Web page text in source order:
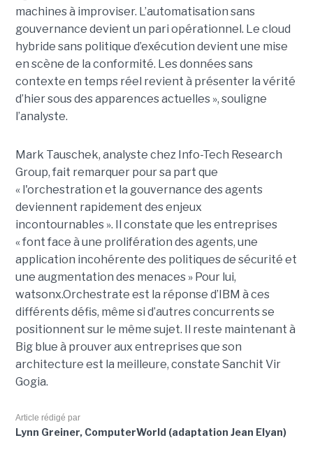
machines à improviser. L’automatisation sans
gouvernance devient un pari opérationnel. Le cloud
hybride sans politique d’exécution devient une mise
en scène de la conformité. Les données sans
contexte en temps réel revient à présenter la vérité
d’hier sous des apparences actuelles », souligne
l’analyste.
Mark Tauschek, analyste chez Info-Tech Research
Group, fait remarquer pour sa part que
« l'orchestration et la gouvernance des agents
deviennent rapidement des enjeux
incontournables ». Il constate que les entreprises
« font face à une prolifération des agents, une
application incohérente des politiques de sécurité et
une augmentation des menaces » Pour lui,
watsonx.Orchestrate est la réponse d’IBM à ces
différents défis, même si d’autres concurrents se
positionnent sur le même sujet. Il reste maintenant à
Big blue à prouver aux entreprises que son
architecture est la meilleure, constate Sanchit Vir
Gogia.
Article rédigé par
Lynn Greiner, ComputerWorld (adaptation Jean Elyan)